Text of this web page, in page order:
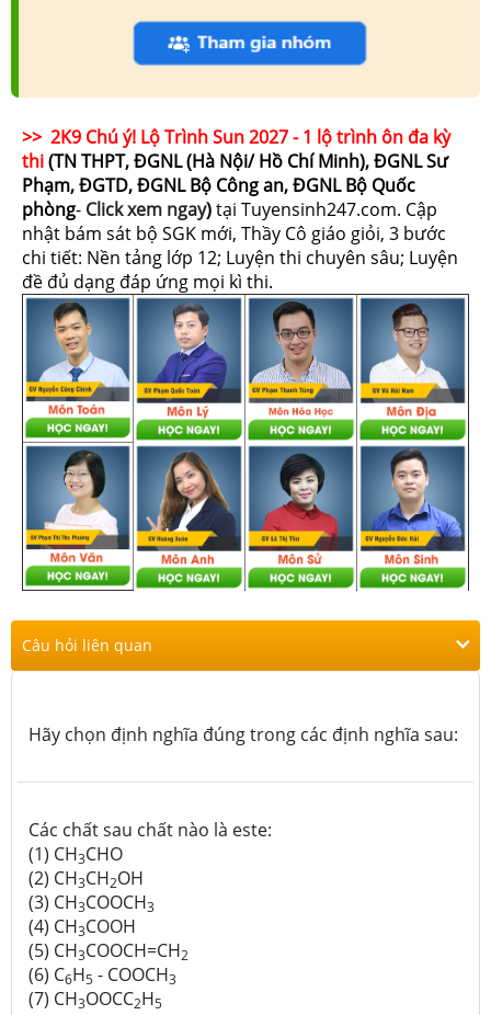
>> 2K9 Chú ý! Lộ Trình Sun 2027 - 1 lộ trình ôn đa kỳ
thi(TN THPT, ĐGNL (Hà Nội/ Hồ Chí Minh), ĐGNL Sư
Phạm, ĐGTD, ĐGNL Bộ Công an, ĐGNL Bộ Quốc
phòng- Click xem ngay)tại Tuyensinh247.com. Cập
nhật bám sát bộ SGK mới, Thầy Cô giáo giỏi, 3 bước
chi tiết: Nền tảng lớp 12; Luyện thi chuyên sâu; Luyện
đề đủ dạng đáp ứng mọi kì thi.
Câu hỏi liên quan
Hãy chọn định nghĩa đúng trong các định nghĩa sau:
Các chất sau chất nào là este:
(1) CH3CHO
(2) CH3CH2OH
(3) CH3COOCH3
(4) CH3COOH
(5) CH3COOCH=CH2
(6) C6H5 - COOCH3
(7) CH3OOCC2H5